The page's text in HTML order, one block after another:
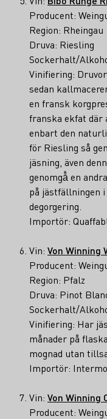
Producent:
Region: Rheingau
Druva: Riesling
Sockerhalt/
Vinifiering:
sedan
en fransk
franska ekfat där
enbart den
för Riesling så
jäsning, även
genomgå̊ en
på jästfällningen
degorgering.
Importör:
Vin: Von Winning
Producent:
Region: Pfalz
Druva: Pinot
Sockerhalt/
Vinifiering: Har
månader på
mognad utan
Importör:
Vin: Von Winning
Producent: